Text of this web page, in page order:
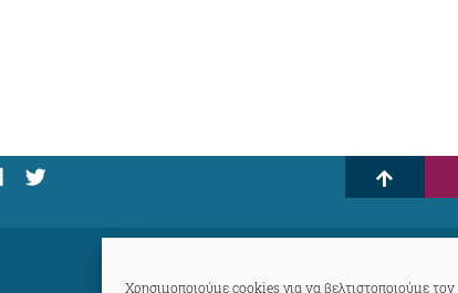
Χρησιμοποιούμε cookies για να βελτιστοποιούμε τον